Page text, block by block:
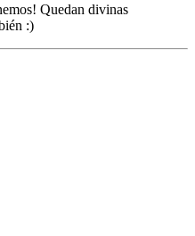
Quedan divinas
:)